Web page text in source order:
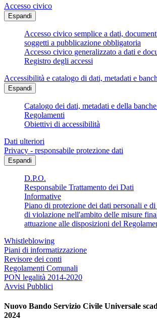
Accesso civico
Espandi
Accesso civico semplice a dati,
soggetti a pubblicazione obbligatoria
Accesso civico generalizzato a dati e
Registro degli accessi
Accessibilità e catalogo di dati, metadati e
Espandi
Catalogo dei dati, metadati e della
Regolamenti
Obiettivi di accessibilità
Dati ulteriori
Privacy - responsabile protezione dati
Espandi
D.P.O.
Responsabile Trattamento dei Dati
Informative
Piano di protezione dei dati personali e
di violazione nell'ambito delle misure
attuazione alle disposizioni del
Whistleblowing
Piani di informatizzazione
Revisore dei conti
Regolamenti Comunali
PON legalità 2014-2020
Avvisi Pubblici
Nuovo Bando Servizio Civile Universale
2024